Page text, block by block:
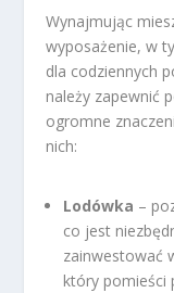
Wynajmując
wyposażenie, w
dla codziennych
należy zapewnić
ogromne
nich:
Lodówka –
co jest
zainwestować
który pomieści